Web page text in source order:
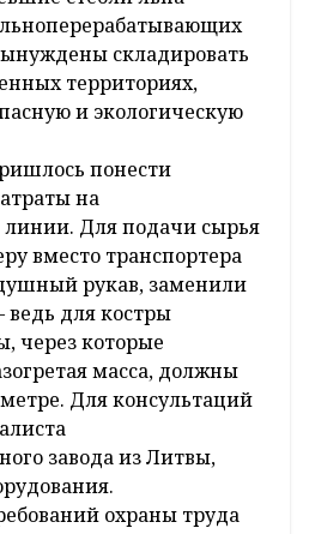
складировать
территориях,
и экологическую
понести
на
линии. Для подачи сырья
вместо транспортера
рукав, заменили
ведь для костры
через которые
масса, должны
Для консультаций
завода из Литвы,
охраны труда